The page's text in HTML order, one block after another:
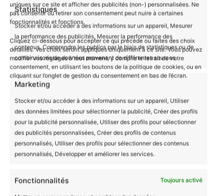
uniques sur ce site et afficher des publicités (non-) personnalisées. Ne
pas consentir ou retirer son consentement peut nuire à certaines
fonctionnalités et fonctions.
Cliquez ci-dessous pour accepter ce qui précède ou faites des choix
détaillés. Vos choix seront appliqués uniquement à ce site. Vous pouvez
modifier vos réglages à tout moment, y compris le retrait de votre
consentement, en utilisant les boutons de la politique de cookies, ou en
cliquant sur l’onglet de gestion du consentement en bas de l’écran.
Statistiques
Stocker et/ou accéder à des informations sur un appareil, Mesurer
la performance des publicités, Mesurer la performance des
contenus, Comprendre les publics par le biais de statistiques ou de
combinaisons de données provenant de différentes sources.
Marketing
Stocker et/ou accéder à des informations sur un appareil, Utiliser
des données limitées pour sélectionner la publicité, Créer des profils
pour la publicité personnalisée, Utiliser des profils pour sélectionner
des publicités personnalisées, Créer des profils de contenus
personnalisés, Utiliser des profils pour sélectionner des contenus
personnalisés, Développer et améliorer les services.
Fonctionnalités Toujours activé
Un Choix Responsable et Durable
En choisissant notrebody bébéBio Les
Mignonimaux avec motif fourmi, vous soutenez
une production équitable qui garantit des
conditions de travail décentes pour les
producteurs. Ce vêtement est non seulement
avenir plus durable.
Guide des tailles